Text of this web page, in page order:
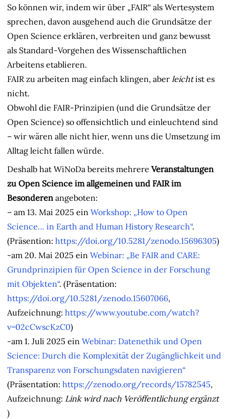
So können wir, indem wir über „FAIR“ als Wertesystem
sprechen, davon ausgehend auch die Grundsätze der
Open Science erklären, verbreiten und ganz bewusst
als Standard-Vorgehen des Wissenschaftlichen
Arbeitens etablieren.
FAIR zu arbeiten mag einfach klingen, aber leichtist es
nicht.
Obwohl die FAIR-Prinzipien (und die Grundsätze der
Open Science) so offensichtlich und einleuchtend sind
– wir wären alle nicht hier, wenn uns die Umsetzung im
Alltag leicht fallen würde.
Deshalb hat WiNoDa bereits mehrere Veranstaltungen
zu Open Science im allgemeinen und FAIR im
Besonderen angeboten:
– am 13. Mai 2025 ein Workshop: „How to Open
Science… in Earth and Human History Research“.
(Präsention: https://doi.org/10.5281/zenodo.15696305)
-am 20. Mai 2025 ein Webinar: „Be FAIR and CARE:
Grundprinzipien für Open Science in der Forschung
mit Objekten“. (Präsentation:
https://doi.org/10.5281/zenodo.15607066,
Aufzeichnung: https://www.youtube.com/watch?
v=02cCwscKzC0)
-am 1. Juli 2025 ein Webinar: Datenethik und Open
Science: Durch die Komplexität der Zugänglichkeit und
Transparenz von Forschungsdaten navigieren“
(Präsentation: https://zenodo.org/records/15782545,
Aufzeichnung: Link wird nach Veröffentlichung ergänzt
)